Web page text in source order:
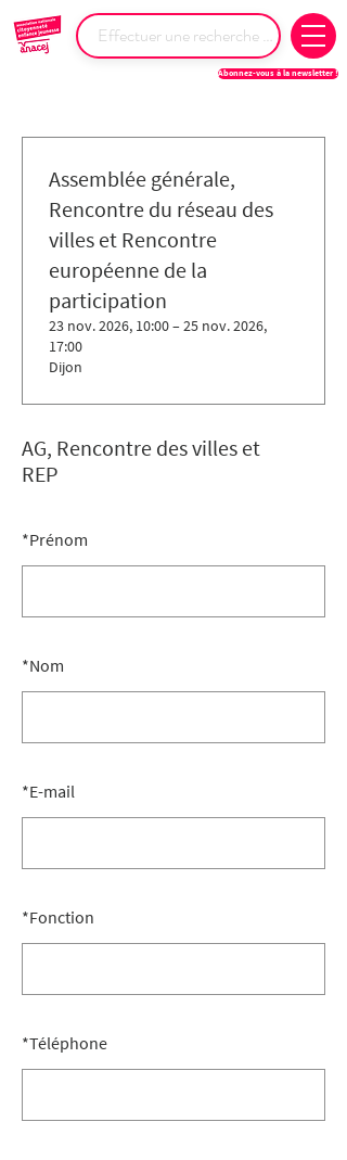
Abonnez-vous à la newsletter !
AG, Rencontre des villes et
REP
*Prénom
*Nom
*E-mail
*Fonction
*Téléphone
Assemblée générale,
Rencontre du réseau des
villes et Rencontre
européenne de la
participation
23 nov. 2026, 10:00 – 25 nov. 2026,
17:00
Dijon